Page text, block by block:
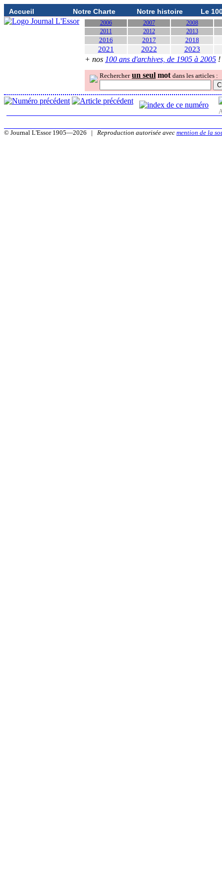
Accueil Notre Charte Notre histoire Le
2006 2007
2008
2011
2012 2013
2016 2017 2018
2021 2022 2023
+ nos 100 ans d'archives, de 1905 à 2005 !
Rechercher un seul mot dans les articles :
© Journal L'Essor 1905—2026 | Reproduction autorisée avec mention de la